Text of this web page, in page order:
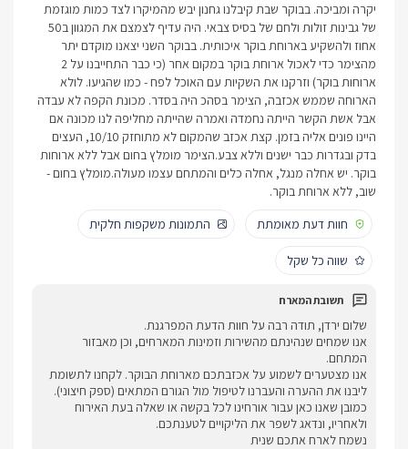
יקרה ומביכה. בבוקר שבת קיבלנו גחנון יבש מהמיקרו לצד כמות מוגזמת
של גבינות זולות ולחם של בסיס צבאי. היה עדיף לצמצם את המגוון ב50
אחוז ולהשקיע בארוחת בוקר איכותית. בבוקר השני יצאנו מוקדם יתר
מהצימר כדי לאכול ארוחת בוקר במקום אחר (כי כבר התחייבנו על 2
ארוחות בוקר) וזרקנו את השקיות עם האוכל לפח - כמו שהגיעו. לולא
הארוחה שממש אכזבה, הצימר בסהכ היה בסדר. מכונת הקפה לא עבדה
אבל אשת הקשר הייתה נחמדה ואמרה שהייתה מחליפה לנו מכונה אם
היינו פונים אליה בזמן. קצת אכזב שהמקום לא מתוחזק 10/10, העצים
בדק ובגדרות כבר ישנים וללא צבע.הצימר מומלץ בחום אבל ללא ארוחות
בוקר. יש אחלה מנגל, אחלה כלים והמתחם עצמו מעולה.מומלץ בחום -
שוב, ללא ארוחת בוקר.
חוות דעת מאומתת
התמונות משקפות חלקית
שווה כל שקל
שלום ירדן, תודה רבה על חוות הדעת המפרגנת.
אנו שמחים שנהינתם מהשירות וזמינות המארחים, וכן מאבזור
המתחם.
אנו מצטערים לשמוע על אכזבתכם מארוחת הבוקר. לקחנו לתשומת
ליבנו את ההערה והעברנו לטיפול מול הגורם המתאים (ספק חיצוני).
כמובן שאנו כאן עבור אורחינו לכל בקשה או שאלה בעת האירוח
ולאחריו, ונדאג לשפר את הליקויים לטענתכם.
נשמח לארח אתכם שנית